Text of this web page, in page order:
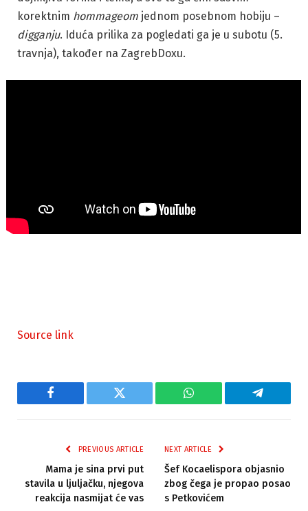
korektnim hommageom jednom posebnom hobiju –
digganju. Iduća prilika za pogledati ga je u subotu (5.
travnja), također na ZagrebDoxu.
Source link
Facebook Twitter WhatsApp Telegram
PREVIOUS ARTICLE
Mama je sina prvi put
stavila u ljuljačku, njegova
reakcija nasmijat će vas
NEXT ARTICLE
Šef Kocaelispora objasnio
zbog čega je propao posao
s Petkovićem